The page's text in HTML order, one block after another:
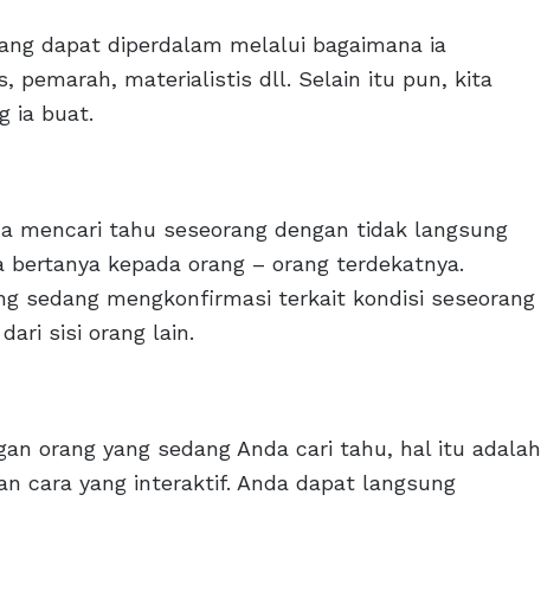
dapat diperdalam melalui bagaimana ia
pemarah, materialistis dll. Selain itu pun, kita
ia buat.
mencari tahu seseorang dengan tidak langsung
kepada orang – orang terdekatnya.
sedang mengkonfirmasi terkait kondisi seseorang
sisi orang lain.
orang yang sedang Anda cari tahu, hal itu adalah
cara yang interaktif. Anda dapat langsung